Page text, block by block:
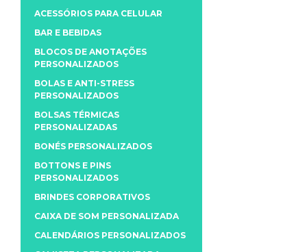
ACESSÓRIOS PARA CELULAR
BAR E BEBIDAS
BLOCOS DE ANOTAÇÕES
PERSONALIZADOS
BOLAS E ANTI-STRESS
PERSONALIZADOS
BOLSAS TÉRMICAS
PERSONALIZADAS
BONÉS PERSONALIZADOS
BOTTONS E PINS
PERSONALIZADOS
BRINDES CORPORATIVOS
CAIXA DE SOM PERSONALIZADA
CALENDÁRIOS PERSONALIZADOS